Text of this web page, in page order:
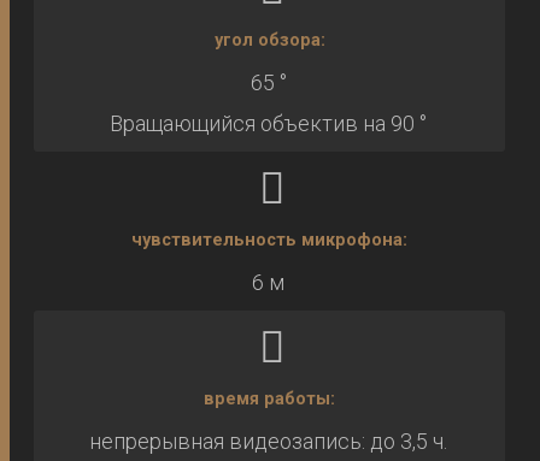
угол обзора:
65 °
Вращающийся объектив на 90 °
чувствительность микрофона:
6 м
время работы:
непрерывная видеозапись: до 3,5 ч.